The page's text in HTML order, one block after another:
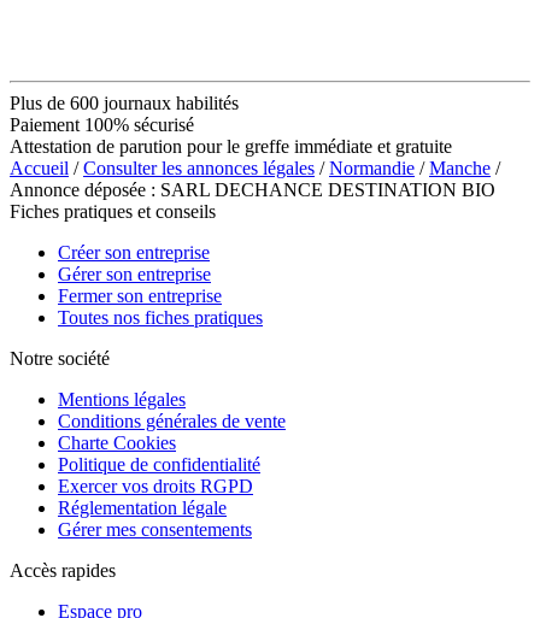
Plus de 600 journaux habilités
Paiement 100% sécurisé
Attestation de parution pour le greffe immédiate et gratuite
Accueil /Consulter les annonces légales /Normandie /Manche /
Annonce déposée : SARL DECHANCE DESTINATION BIO
Fiches pratiques et conseils
Créer son entreprise
Gérer son entreprise
Fermer son entreprise
Toutes nos fiches pratiques
Notre société
Mentions légales
Conditions générales de vente
Charte Cookies
Politique de confidentialité
Exercer vos droits RGPD
Réglementation légale
Gérer mes consentements
Accès rapides
Espace pro